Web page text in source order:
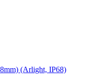
(Arlight, IP68)